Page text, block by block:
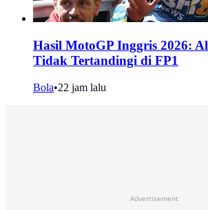
Hasil MotoGP Inggris 2026:
Tidak Tertandingi di FP1
Bola•22 jam lalu
Advertisement